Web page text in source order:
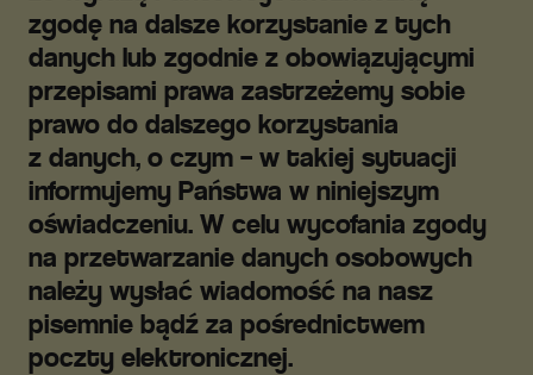
zgodę na dalsze korzystanie z tych
danych lub zgodnie z obowiązującymi
przepisami prawa zastrzeżemy sobie
prawo do dalszego korzystania
z danych, o czym – w takiej sytuacji
informujemy Państwa w niniejszym
oświadczeniu. W celu wycofania zgody
na przetwarzanie danych osobowych
należy wysłać wiadomość na nasz
pisemnie bądź za pośrednictwem
poczty elektronicznej.